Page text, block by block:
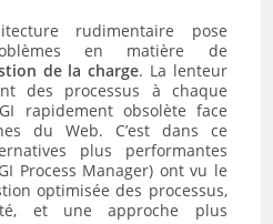
rudimentaire pose
en matière de
de la charge. La lenteur
des processus à chaque
rapidement obsolète face
du Web. C’est dans ce
plus performantes
Process Manager) ont vu le
optimisée des processus,
et une approche plus